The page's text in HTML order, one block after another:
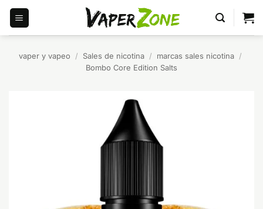
Saltar
contenido
vaper y vapeo / Sales de nicotina / marcas sales nicotina /
Bombo Core Edition Salts